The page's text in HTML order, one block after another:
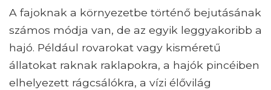
A fajoknak a környezetbe történő bejutásának
számos módja van, de az egyik leggyakoribb a
hajó. Például rovarokat vagy kisméretű
állatokat raknak raklapokra, a hajók pincéiben
elhelyezett rágcsálókra, a vízi élővilág